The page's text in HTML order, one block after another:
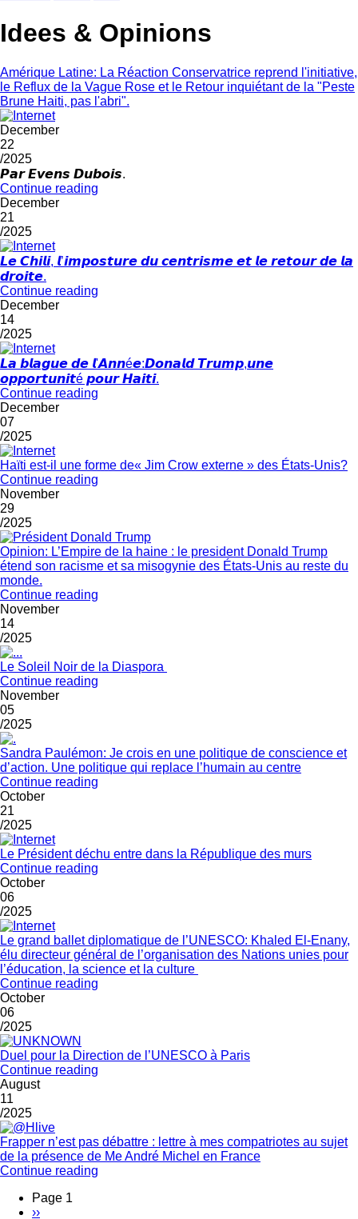
Idees & Opinions
Amérique Latine: La Réaction Conservatrice reprend l'initiative,
le Reflux de la Vague Rose et le Retour inquiétant de la "Peste
Brune Haiti, pas l'abri".
December
22
/2025
𝙋𝙖𝙧 𝙀𝙫𝙚𝙣𝙨 𝘿𝙪𝙗𝙤𝙞𝙨.
Continue reading
December
21
/2025
𝙇𝙚 𝘾𝙝𝙞𝙡𝙞, 𝙡’𝙞𝙢𝙥𝙤𝙨𝙩𝙪𝙧𝙚 𝙙𝙪 𝙘𝙚𝙣𝙩𝙧𝙞𝙨𝙢𝙚 𝙚𝙩 𝙡𝙚 𝙧𝙚𝙩𝙤𝙪𝙧 𝙙𝙚 𝙡𝙖
𝙙𝙧𝙤𝙞𝙩𝙚.
Continue reading
December
14
/2025
𝙇𝙖 𝙗𝙡𝙖𝙜𝙪𝙚 𝙙𝙚 𝙡'𝘼𝙣𝙣é𝙚:𝘿𝙤𝙣𝙖𝙡𝙙 𝙏𝙧𝙪𝙢𝙥,𝙪𝙣𝙚
𝙤𝙥𝙥𝙤𝙧𝙩𝙪𝙣𝙞𝙩é 𝙥𝙤𝙪𝙧 𝙃𝙖𝙞𝙩𝙞.
Continue reading
December
07
/2025
Haïti est-il une forme de« Jim Crow externe » des États‑Unis?
Continue reading
November
29
/2025
Opinion: L’Empire de la haine : le president Donald Trump
étend son racisme et sa misogynie des États-Unis au reste du
monde.
Continue reading
November
14
/2025
Le Soleil Noir de la Diaspora
Continue reading
November
05
/2025
Sandra Paulémon: Je crois en une politique de conscience et
d’action. Une politique qui replace l’humain au centre
Continue reading
October
21
/2025
Le Président déchu entre dans la République des murs
Continue reading
October
06
/2025
Le grand ballet diplomatique de l’UNESCO: Khaled El-Enany,
élu directeur général de l’organisation des Nations unies pour
l’éducation, la science et la culture
Continue reading
October
06
/2025
Duel pour la Direction de l’UNESCO à Paris
Continue reading
August
11
/2025
Frapper n’est pas débattre : lettre à mes compatriotes au sujet
de la présence de Me André Michel en France
Continue reading
Pagination
Page 1
Next
››